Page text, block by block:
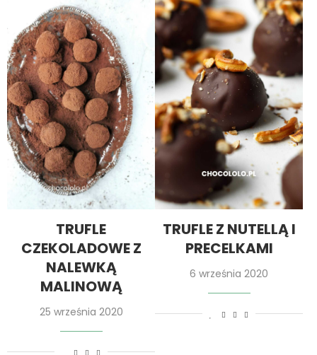
TRUFLE
CZEKOLADOWE Z
NALEWKĄ
MALINOWĄ
25 września 2020
TRUFLE Z NUTELLĄ I
PRECELKAMI
6 września 2020